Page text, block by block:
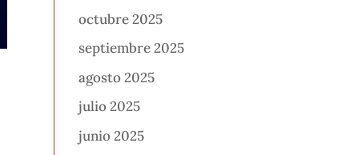
octubre 2025
septiembre 2025
agosto 2025
julio 2025
junio 2025